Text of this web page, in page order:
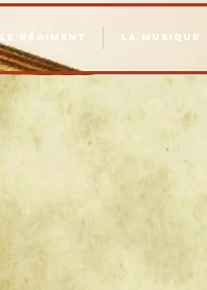
LE RÉGIMENT LA MUSIQUE